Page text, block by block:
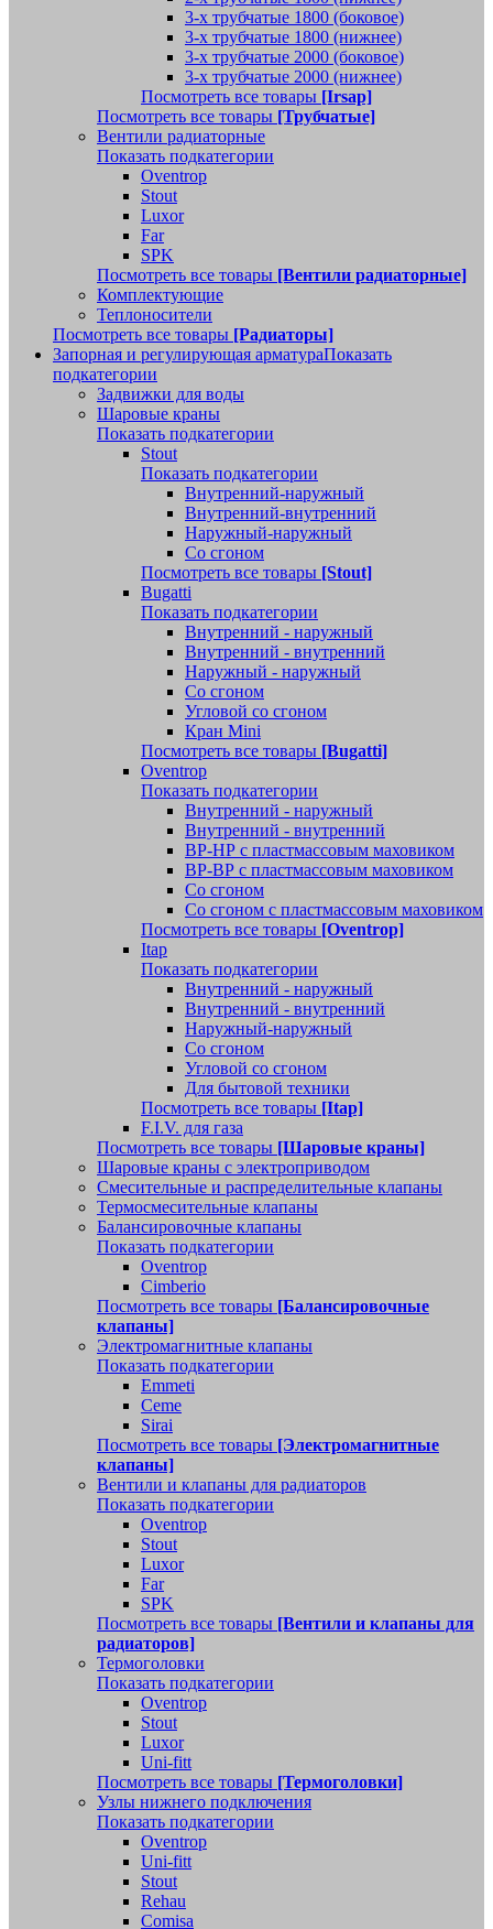
3-х трубчатые 1800 (боковое)
3-х трубчатые 1800 (нижнее)
3-х трубчатые 2000 (боковое)
3-х трубчатые 2000 (нижнее)
Посмотреть все товары [Irsap]
Посмотреть все товары [Трубчатые]
Вентили радиаторные
Показать подкатегории
Oventrop
Stout
Luxor
Far
SPK
Посмотреть все товары [Вентили радиаторные]
Комплектующие
Теплоносители
Посмотреть все товары [Радиаторы]
Запорная и регулирующая арматураПоказать
подкатегории
Задвижки для воды
Шаровые краны
Показать подкатегории
Stout
Показать подкатегории
Внутренний-наружный
Внутренний-внутренний
Наружный-наружный
Со сгоном
Посмотреть все товары [Stout]
Bugatti
Показать подкатегории
Внутренний - наружный
Внутренний - внутренний
Наружный - наружный
Со сгоном
Угловой со сгоном
Кран Mini
Посмотреть все товары [Bugatti]
Oventrop
Показать подкатегории
Внутренний - наружный
Внутренний - внутренний
ВР-НР с пластмассовым маховиком
ВР-ВР с пластмассовым маховиком
Со сгоном
Со сгоном с пластмассовым маховиком
Посмотреть все товары [Oventrop]
Itap
Показать подкатегории
Внутренний - наружный
Внутренний - внутренний
Наружный-наружный
Со сгоном
Угловой со сгоном
Для бытовой техники
Посмотреть все товары [Itap]
F.I.V. для газа
Посмотреть все товары [Шаровые краны]
Шаровые краны с электроприводом
Смесительные и распределительные клапаны
Термосмесительные клапаны
Балансировочные клапаны
Показать подкатегории
Oventrop
Cimberio
Посмотреть все товары [Балансировочные
клапаны]
Электромагнитные клапаны
Показать подкатегории
Emmeti
Ceme
Sirai
Посмотреть все товары [Электромагнитные
клапаны]
Вентили и клапаны для радиаторов
Показать подкатегории
Oventrop
Stout
Luxor
Far
SPK
Посмотреть все товары [Вентили и клапаны для
радиаторов]
Термоголовки
Показать подкатегории
Oventrop
Stout
Luxor
Uni-fitt
Посмотреть все товары [Термоголовки]
Узлы нижнего подключения
Показать подкатегории
Oventrop
Uni-fitt
Stout
Rehau
Comisa